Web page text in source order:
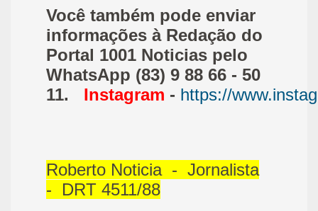
Você também pode enviar
informações à Redação do
Portal 1001 Noticias pelo
WhatsApp (83) 9 88 66 - 50
11.
Instagram - https://
Roberto Noticia - Jornalista
- DRT 4511/88